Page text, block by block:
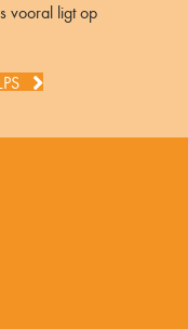
vooral ligt op